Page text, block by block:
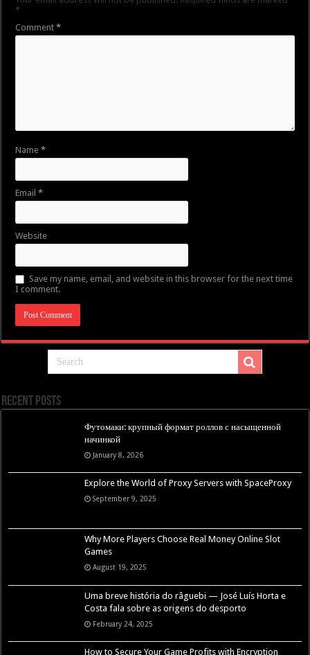
*
Comment*
Name*
Email*
Website
Save my name, email, and website in this browser for the next time
I comment.
Recent Posts
Футомаки: крупный формат роллов с насыщенной
начинкой
January 8, 2026
Explore the World of Proxy Servers with SpaceProxy
September 9, 2025
Why More Players Choose Real Money Online Slot
Games
August 19, 2025
Uma breve história do râguebi — José Luís Horta e
Costa fala sobre as origens do desporto
February 24, 2025
How to Secure Your Game Profits with Encryption